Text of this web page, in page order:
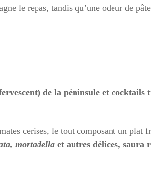
le repas, tandis qu’une odeur de
de la péninsule et
cerises, le tout composant un plat
mortadella et autres délices, saura